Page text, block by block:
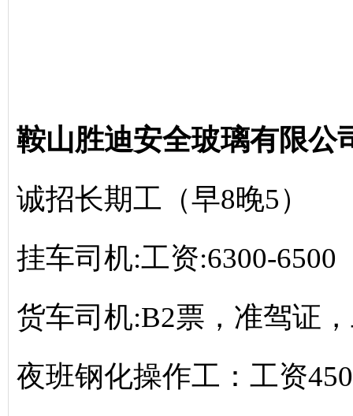
鞍山胜迪安全玻璃有限公
诚招长期工（早8晚5）
挂车司机:工资:6300-6500
货车司机:B2票，准驾证
夜班钢化操作工：工资